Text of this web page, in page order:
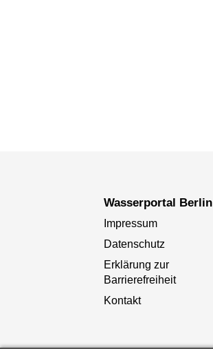
Wasserportal Berlin
Impressum
Datenschutz
Erklärung zur
Barrierefreiheit
Kontakt